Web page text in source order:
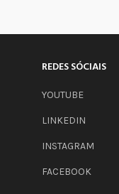
REDES SÓCIAIS
YOUTUBE
LINKEDIN
INSTAGRAM
FACEBOOK